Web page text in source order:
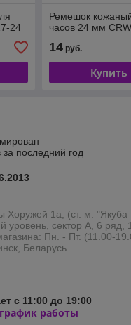
24
Ремешок
часов 24 мм
14руб.
Купить
последний год
Хоружей 1а, (ст. м.
сектор А, 6 ряд,
Пн. - Пт. (11.00-
Беларусь
с 11:00 до 19:00
работы